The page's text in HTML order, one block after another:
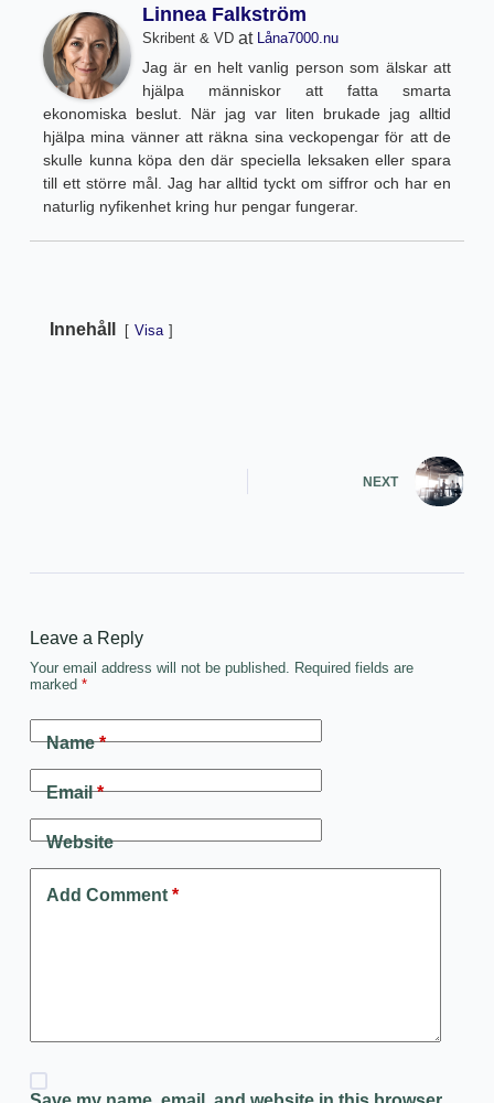
Linnea Falkström
Skribent & VDat Låna7000.nu
Jag är en helt vanlig person som älskar att
hjälpa människor att fatta smarta
ekonomiska beslut. När jag var liten brukade jag alltid
hjälpa mina vänner att räkna sina veckopengar för att de
skulle kunna köpa den där speciella leksaken eller spara
till ett större mål. Jag har alltid tyckt om siffror och har en
naturlig nyfikenhet kring hur pengar fungerar.
Innehåll Visa
NEXT
Leave a Reply
Your email address will not be published.
Required fields are
marked *
Name*
Email*
Website
Add Comment*